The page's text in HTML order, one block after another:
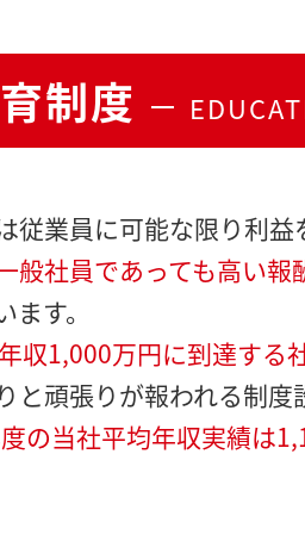
制度
従業員に可能な限り利益
般社員であっても高い
ます。
収1,000万円に到達する
と頑張りが報われる制度
の当社平均年収実績は